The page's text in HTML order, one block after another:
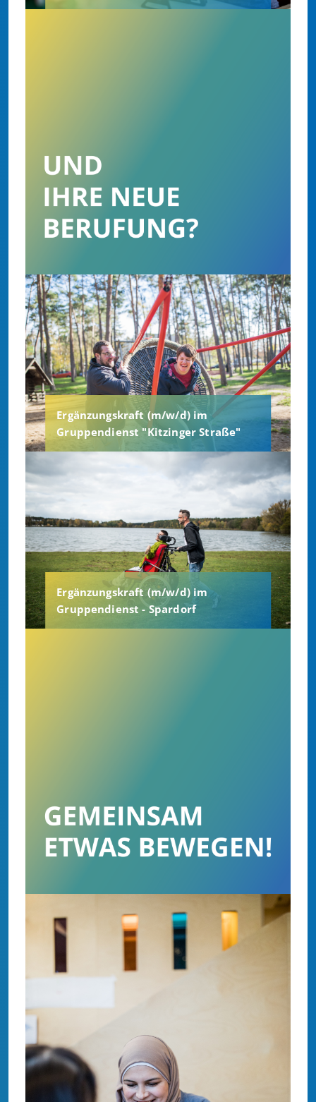
Ergänzungskraft (m/w/d) im
Gruppendienst "Kitzinger Straße"
Ergänzungskraft (m/w/d) im
Gruppendienst - Spardorf